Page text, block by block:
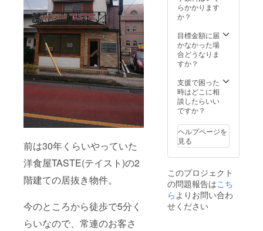
前は30年くらいやっていた
洋食屋TASTE(テイスト)の2
階建ての居抜き物件。
今のところから徒歩で5分く
らいなので、常連のお客さ
ダ・パ
ク】の
セット
が好き
れま
す。ラ
ンチ・
ディ
に可。
ランチ
コース
などに
たい場
合は差
額をお
支払い
いただ
らかかります
か？
目標金額に届
かなかった場
合どうなりま
すか？
支援で困った
時はどこに相
談したらいい
ですか？
ヘルプページを
見る
このプロジェクト
の問題報告はこち
らよりお問い合わ
せください